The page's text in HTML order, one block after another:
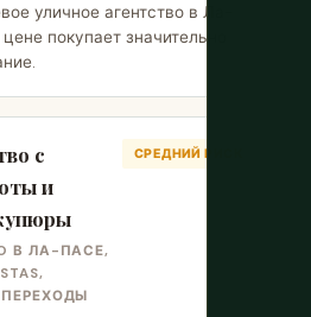
уличное агентство в Ла-
покупает значительно
с
и
В ЛА-ПАСЕ,
СРЕДНИЙ РИСК